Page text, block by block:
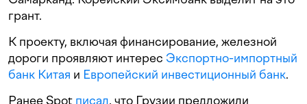
грант.
К проекту, включая финансирование, железной
дороги проявляют интерес Экспортно-импортный
банк Китая и Европейский инвестиционный банк.
Ранее Spot писал, что Грузии предложили